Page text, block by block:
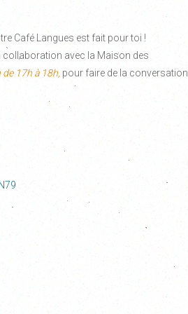
Café Langues est fait pour toi !
collaboration avec la Maison des
de 17h à 18h, pour faire de la conversation